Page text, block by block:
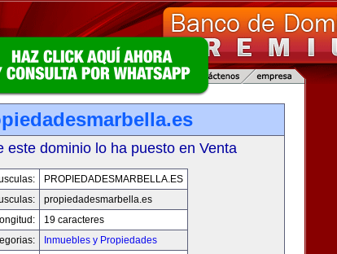
este dominio lo ha puesto en Venta
PROPIEDADESMARBELLA.ES
propiedadesmarbella.es
19 caracteres
Inmuebles y Propiedades